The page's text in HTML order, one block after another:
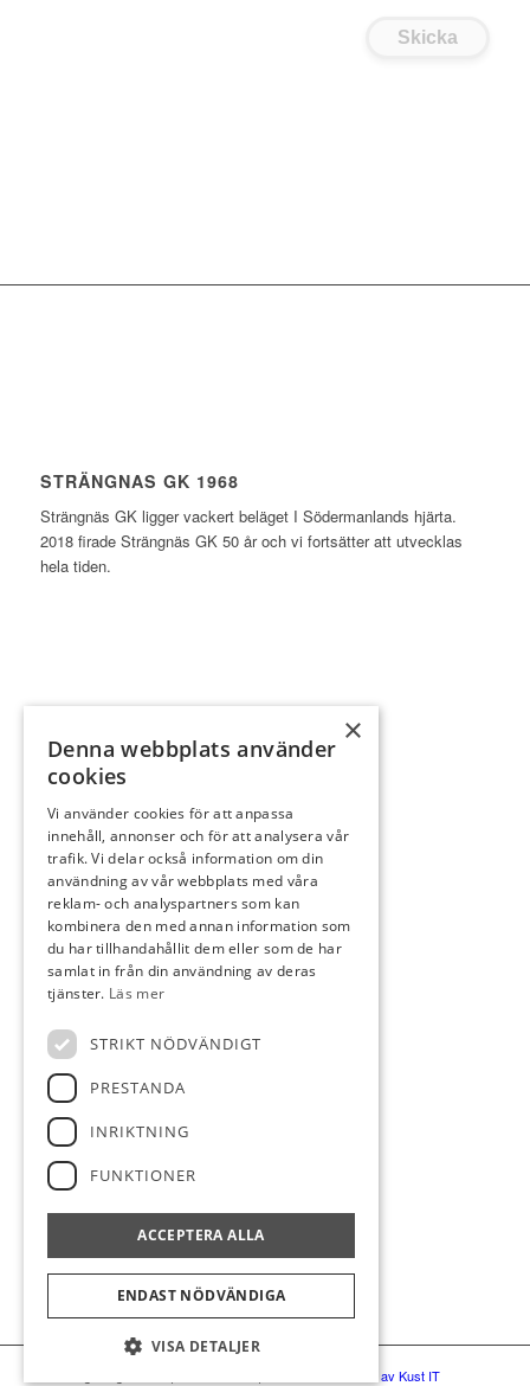
Skicka
STRÄNGNAS GK 1968
Strängnäs GK ligger vackert beläget I Södermanlands hjärta.
2018 firade Strängnäs GK 50 år och vi fortsätter att utvecklas
hela tiden.
INFORMATION
Bli partner
Klubben
Bli medlem
Kontakta oss
Slope
Spela golf
Hem
KONTAKT
Kilenlundavägen 3,
645 47 Strängnäs
info@strangnasgk.se
Hemsidan levereras av Kust IT
×
Denna webbplats använder
cookies
Vi använder cookies för att anpassa
innehåll, annonser och för att analysera vår
trafik. Vi delar också information om din
användning av vår webbplats med våra
reklam- och analyspartners som kan
kombinera den med annan information som
du har tillhandahållit dem eller som de har
samlat in från din användning av deras
tjänster. Läs mer
STRIKT NÖDVÄNDIGT
PRESTANDA
INRIKTNING
FUNKTIONER
ACCEPTERA ALLA
ENDAST NÖDVÄNDIGA
VISA DETALJER